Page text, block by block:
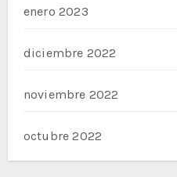
enero 2023
diciembre 2022
noviembre 2022
octubre 2022